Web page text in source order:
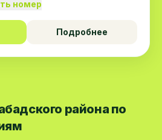
номер
Подробнее
района по